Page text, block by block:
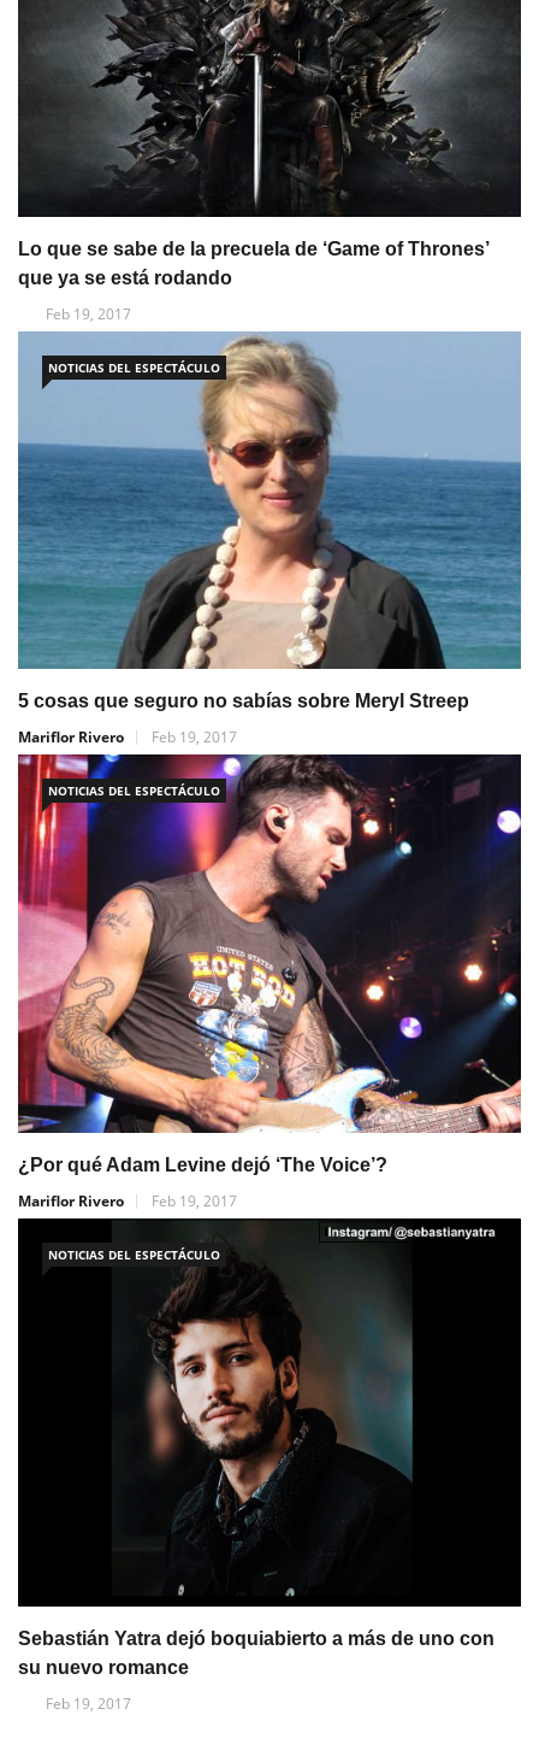
Lo que se sabe de la precuela de ‘Game of Thrones’
que ya se está rodando
Feb 19, 2017
NOTICIAS DEL ESPECTÁCULO
5 cosas que seguro no sabías sobre Meryl Streep
Mariflor Rivero
Feb 19, 2017
NOTICIAS DEL ESPECTÁCULO
¿Por qué Adam Levine dejó ‘The Voice’?
Mariflor Rivero
Feb 19, 2017
NOTICIAS DEL ESPECTÁCULO
Sebastián Yatra dejó boquiabierto a más de uno con
su nuevo romance
Feb 19, 2017